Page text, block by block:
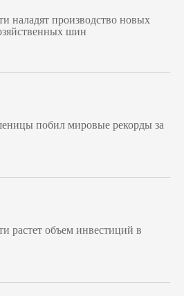
наладят производство новых
шин
побил мировые рекорды за
растет объем инвестиций в